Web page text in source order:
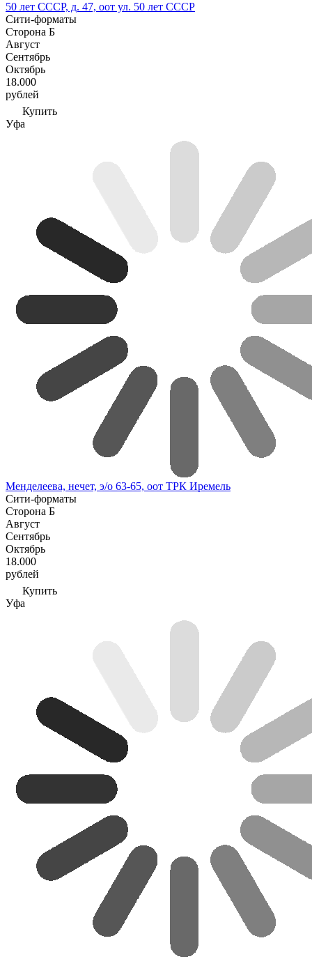
50 лет СССР, д. 47, оот ул. 50 лет СССР
Сити-форматы
Сторона Б
Август
Сентябрь
Октябрь
18.000
рублей
Купить
Уфа
Менделеева, нечет, э/о 63-65, оот ТРК Иремель
Сити-форматы
Сторона Б
Август
Сентябрь
Октябрь
18.000
рублей
Купить
Уфа